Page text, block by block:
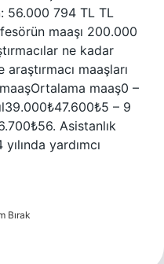
56.000 794 TL TL
maaşı 200.000
ne kadar
maaşları
maaş0 –
– 9
Asistanlık
yardımcı
Bırak